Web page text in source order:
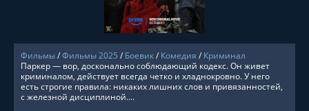
Фильмы/Фильмы 2025 / Боевик/ Комедия / Криминал
Паркер — вор, досконально соблюдающий кодекс. Он живет
криминалом, действует всегда четко и хладнокровно. У него
есть строгие правила: никаких лишних слов и привязанностей,
с железной дисциплиной....